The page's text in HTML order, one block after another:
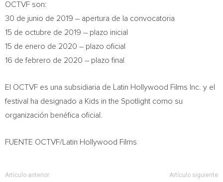
OCTVF son:
30 de junio de 2019 – apertura de la convocatoria
15 de octubre de 2019 – plazo inicial
15 de enero de 2020 – plazo oficial
16 de febrero de 2020 – plazo final
El OCTVF es una subsidiaria de Latin Hollywood Films Inc. y el
festival ha designado a Kids in the Spotlight como su
organización benéfica oficial.
FUENTE OCTVF/Latin Hollywood Films
Artículo anterior Artículo siguiente